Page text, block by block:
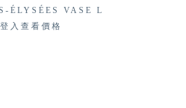
ÉLYSÉES VASE L
登入查看價格